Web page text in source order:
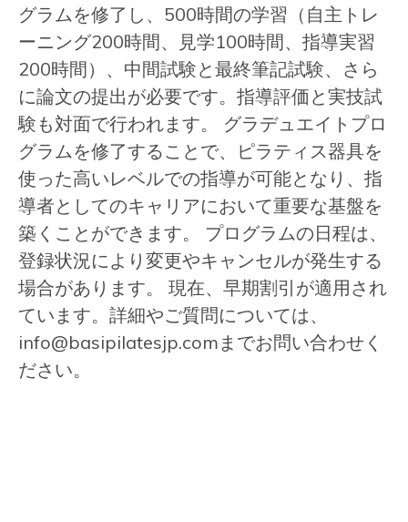
グラムを修了し、500時間の学習（自主トレ
ーニング200時間、見学100時間、指導実習
200時間）、中間試験と最終筆記試験、さら
に論文の提出が必要です。指導評価と実技試
験も対面で行われます。 グラデュエイトプロ
グラムを修了することで、ピラティス器具を
使った高いレベルでの指導が可能となり、指
導者としてのキャリアにおいて重要な基盤を
築くことができます。 プログラムの日程は、
登録状況により変更やキャンセルが発生する
場合があります。 現在、早期割引が適用され
ています。詳細やご質問については、
info@basipilatesjp.com までお問い合わせく
ださい。